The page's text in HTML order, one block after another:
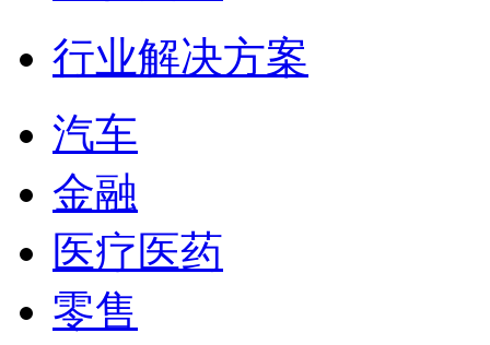
行业解决方案
汽车
金融
医疗医药
零售